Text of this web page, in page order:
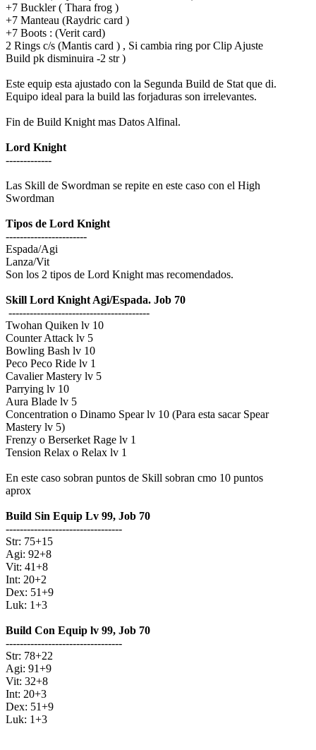
+7 Buckler ( Thara frog )
+7 Manteau (Raydric card )
+7 Boots : (Verit card)
2 Rings c/s (Mantis card ) , Si cambia ring por Clip Ajuste
Build pk disminuira -2 str )
Este equip esta ajustado con la Segunda Build de Stat que di.
Equipo ideal para la build las forjaduras son irrelevantes.
Fin de Build Knight mas Datos Alfinal.
Lord Knight
-------------
Las Skill de Swordman se repite en este caso con el High
Swordman
Tipos de Lord Knight
-----------------------
Espada/Agi
Lanza/Vit
Son los 2 tipos de Lord Knight mas recomendados.
Skill Lord Knight Agi/Espada. Job 70
----------------------------------------
Twohan Quiken lv 10
Counter Attack lv 5
Bowling Bash lv 10
Peco Peco Ride lv 1
Cavalier Mastery lv 5
Parrying lv 10
Aura Blade lv 5
Concentration o Dinamo Spear lv 10 (Para esta sacar Spear
Mastery lv 5)
Frenzy o Berserket Rage lv 1
Tension Relax o Relax lv 1
En este caso sobran puntos de Skill sobran cmo 10 puntos
aprox
Build Sin Equip Lv 99, Job 70
---------------------------------
Str: 75+15
Agi: 92+8
Vit: 41+8
Int: 20+2
Dex: 51+9
Luk: 1+3
Build Con Equip lv 99, Job 70
---------------------------------
Str: 78+22
Agi: 91+9
Vit: 32+8
Int: 20+3
Dex: 51+9
Luk: 1+3